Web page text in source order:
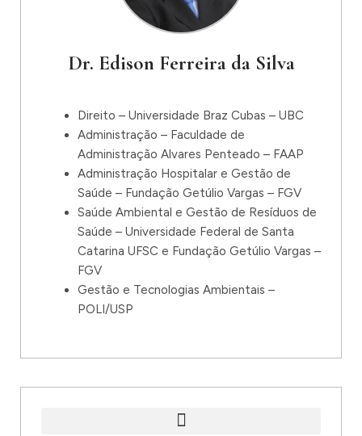
Dr. Edison Ferreira da Silva
Direito – Universidade Braz Cubas – UBC
Administração – Faculdade de
Administração Alvares Penteado – FAAP
Administração Hospitalar e Gestão de
Saúde – Fundação Getúlio Vargas – FGV
Saúde Ambiental e Gestão de Resíduos de
Saúde – Universidade Federal de Santa
Catarina UFSC e Fundação Getúlio Vargas –
FGV
Gestão e Tecnologias Ambientais –
POLI/USP